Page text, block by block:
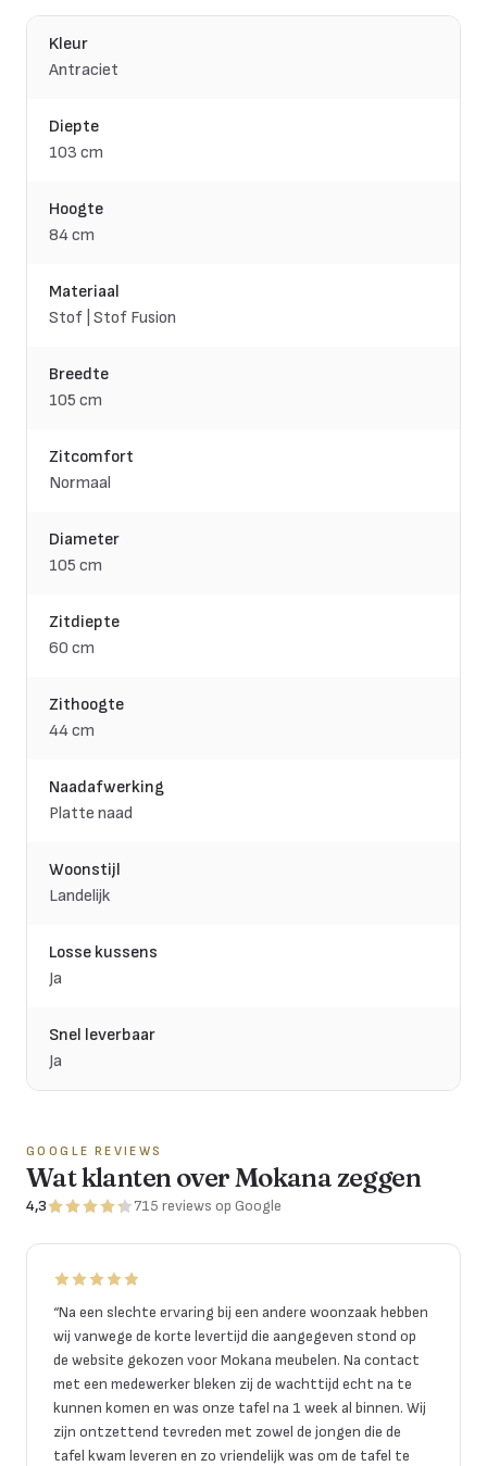
Kleur
Antraciet
Diepte
103 cm
Hoogte
84 cm
Materiaal
Stof | Stof Fusion
Breedte
105 cm
Zitcomfort
Normaal
Diameter
105 cm
Zitdiepte
60 cm
Zithoogte
44 cm
Naadafwerking
Platte naad
Woonstijl
Landelijk
Losse kussens
Ja
Snel leverbaar
Ja
GOOGLE REVIEWS
Wat klanten over Mokana zeggen
4,3 715 reviews op Google
“Na een slechte ervaring bij een andere woonzaak hebben
wij vanwege de korte levertijd die aangegeven stond op
de website gekozen voor Mokana meubelen. Na contact
met een medewerker bleken zij de wachttijd echt na te
kunnen komen en was onze tafel na 1 week al binnen. Wij
zijn ontzettend tevreden met zowel de jongen die de
tafel kwam leveren en zo vriendelijk was om de tafel te